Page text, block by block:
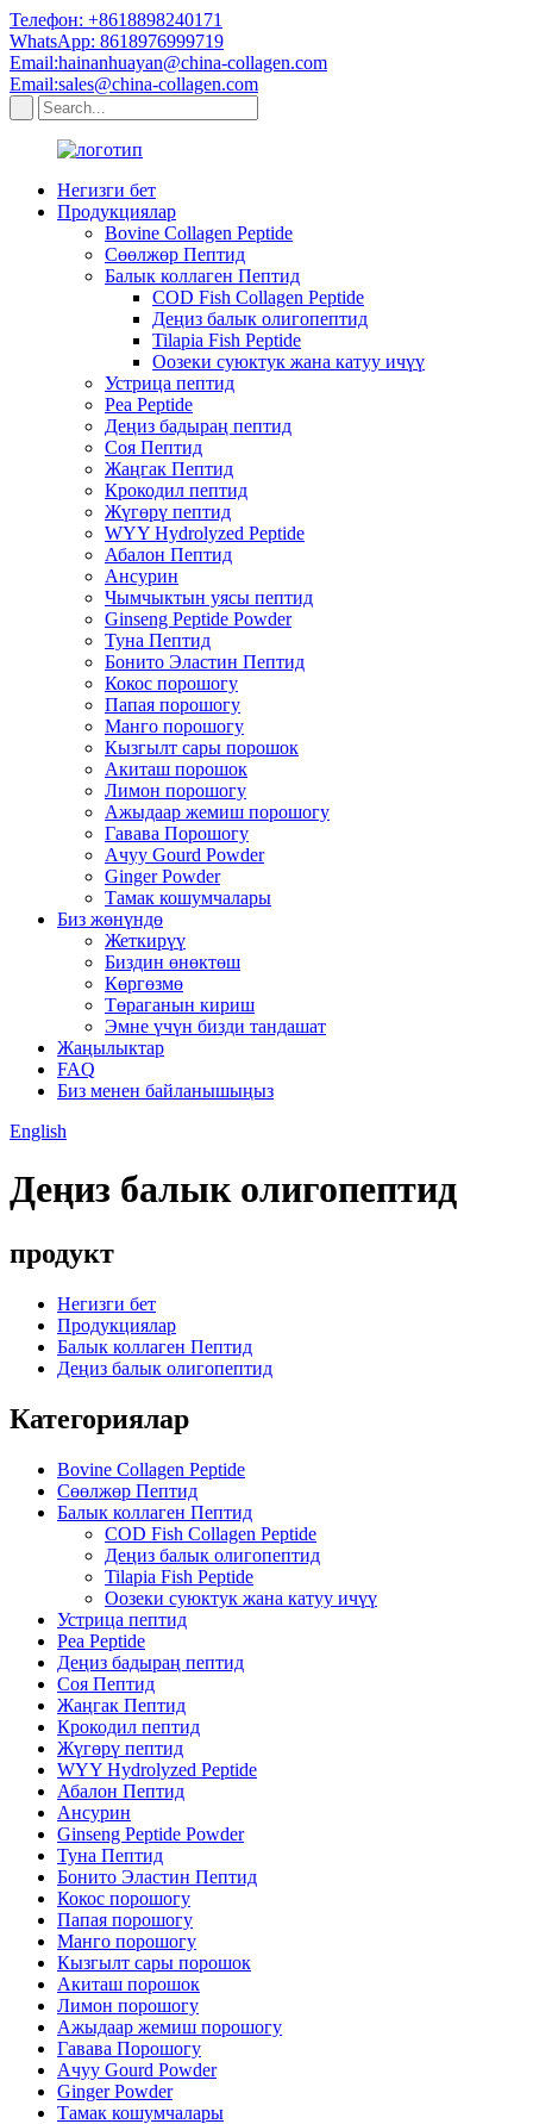
Телефон: +8618898240171
WhatsApp: 8618976999719
Email:hainanhuayan@china-collagen.com
Email:sales@china-collagen.com
Негизги бет
Продукциялар
Bovine Collagen Peptide
Сөөлжөр Пептид
Балык коллаген Пептид
COD Fish Collagen Peptide
Деңиз балык олигопептид
Tilapia Fish Peptide
Оозеки суюктук жана катуу ичүү
Устрица пептид
Pea Peptide
Деңиз бадыраң пептид
Соя Пептид
Жаңгак Пептид
Крокодил пептид
Жүгөрү пептид
WYY Hydrolyzed Peptide
Абалон Пептид
Ансурин
Чымчыктын уясы пептид
Ginseng Peptide Powder
Туна Пептид
Бонито Эластин Пептид
Кокос порошогу
Папая порошогу
Манго порошогу
Кызгылт сары порошок
Акиташ порошок
Лимон порошогу
Ажыдаар жемиш порошогу
Гавава Порошогу
Ачуу Gourd Powder
Ginger Powder
Тамак кошумчалары
Биз жөнүндө
Жеткирүү
Биздин өнөктөш
Көргөзмө
Төраганын кириш
Эмне үчүн бизди тандашат
Жаңылыктар
FAQ
Биз менен байланышыңыз
English
Деңиз балык олигопептид
продукт
Негизги бет
Продукциялар
Балык коллаген Пептид
Деңиз балык олигопептид
Категориялар
Bovine Collagen Peptide
Сөөлжөр Пептид
Балык коллаген Пептид
COD Fish Collagen Peptide
Деңиз балык олигопептид
Tilapia Fish Peptide
Оозеки суюктук жана катуу ичүү
Устрица пептид
Pea Peptide
Деңиз бадыраң пептид
Соя Пептид
Жаңгак Пептид
Крокодил пептид
Жүгөрү пептид
WYY Hydrolyzed Peptide
Абалон Пептид
Ансурин
Ginseng Peptide Powder
Туна Пептид
Бонито Эластин Пептид
Кокос порошогу
Папая порошогу
Манго порошогу
Кызгылт сары порошок
Акиташ порошок
Лимон порошогу
Ажыдаар жемиш порошогу
Гавава Порошогу
Ачуу Gourd Powder
Ginger Powder
Тамак кошумчалары